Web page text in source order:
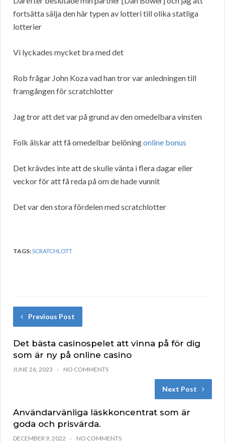
fortsätta sälja den här typen av lotteri till olika statliga
lotterier
Vi lyckades mycket bra med det
Rob frågar John Koza vad han tror var anledningen till
framgången för scratchlotter
Jag tror att det var på grund av den omedelbara vinsten
Folk älskar att få omedelbar belöningonline bonus
Det krävdes inte att de skulle vänta i flera dagar eller
veckor för att få reda på om de hade vunnit
Det var den stora fördelen med scratchlotter
TAGS:SCRATCHLOTT
Previous Post
Det bästa casinospelet att vinna på för dig
som är ny på online casino
JUNE 26, 2023 NO COMMENTS
Next Post
Användarvänliga läskkoncentrat som är
goda och prisvärda.
DECEMBER 9, 2022 NO COMMENTS